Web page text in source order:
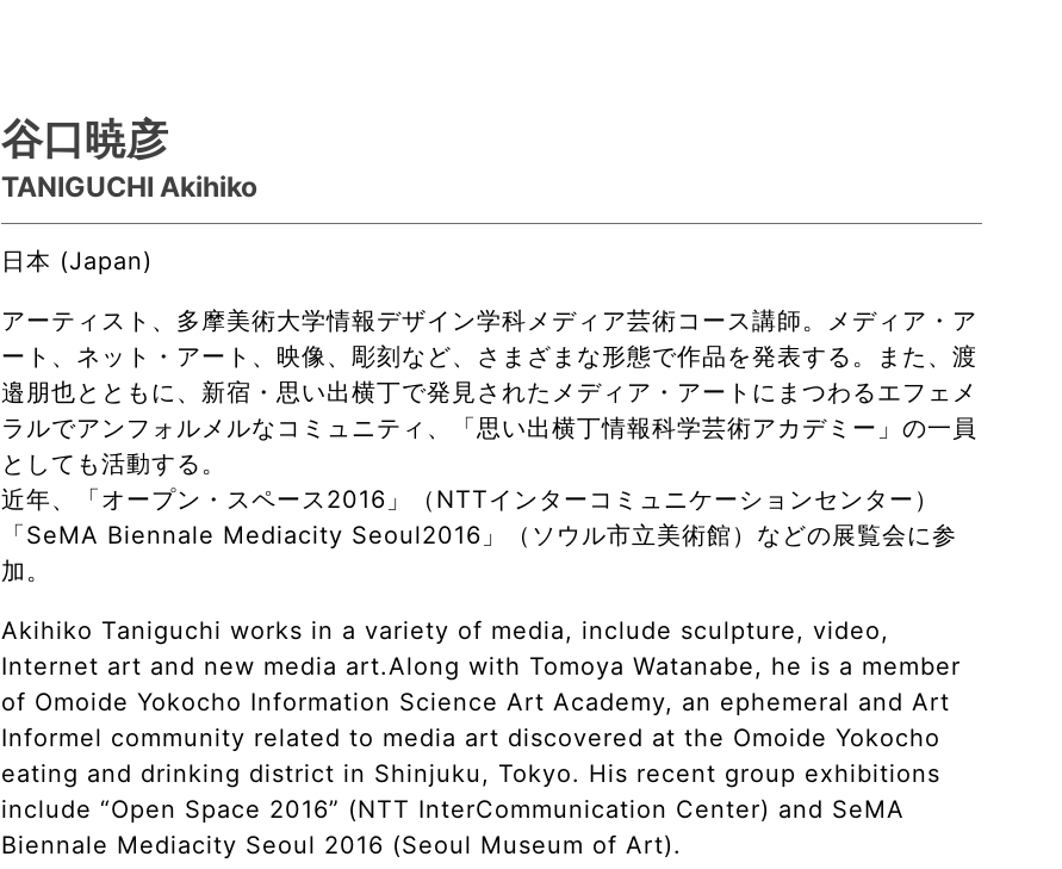
谷口暁彦
TANIGUCHI Akihiko
日本 (Japan)
アーティスト、多摩美術大学情報デザイン学科メディア芸術コース講師。メディア・ア
ート、ネット・アート、映像、彫刻など、さまざまな形態で作品を発表する。また、渡
邉朋也とともに、新宿・思い出横丁で発見されたメディア・アートにまつわるエフェメ
ラルでアンフォルメルなコミュニティ、「思い出横丁情報科学芸術アカデミー」の一員
としても活動する。
近年、「オープン・スペース2016」（NTTインターコミュニケーションセンター）
「SeMA Biennale Mediacity Seoul2016」（ソウル市立美術館）などの展覧会に参
加。
Akihiko Taniguchi works in a variety of media, include sculpture, video,
Internet art and new media art.Along with Tomoya Watanabe, he is a member
of Omoide Yokocho Information Science Art Academy, an ephemeral and Art
Informel community related to media art discovered at the Omoide Yokocho
eating and drinking district in Shinjuku, Tokyo. His recent group exhibitions
include “Open Space 2016” (NTT InterCommunication Center) and SeMA
Biennale Mediacity Seoul 2016 (Seoul Museum of Art).